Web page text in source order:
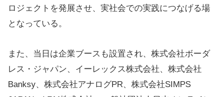
ロジェクトを発展させ、実社会での実践につなげる場
となっている。
また、当日は企業ブースも設置され、株式会社ボーダ
レス・ジャパン、イーレックス株式会社、株式会社
Banksy、株式会社アナログPR、株式会社SIMPS